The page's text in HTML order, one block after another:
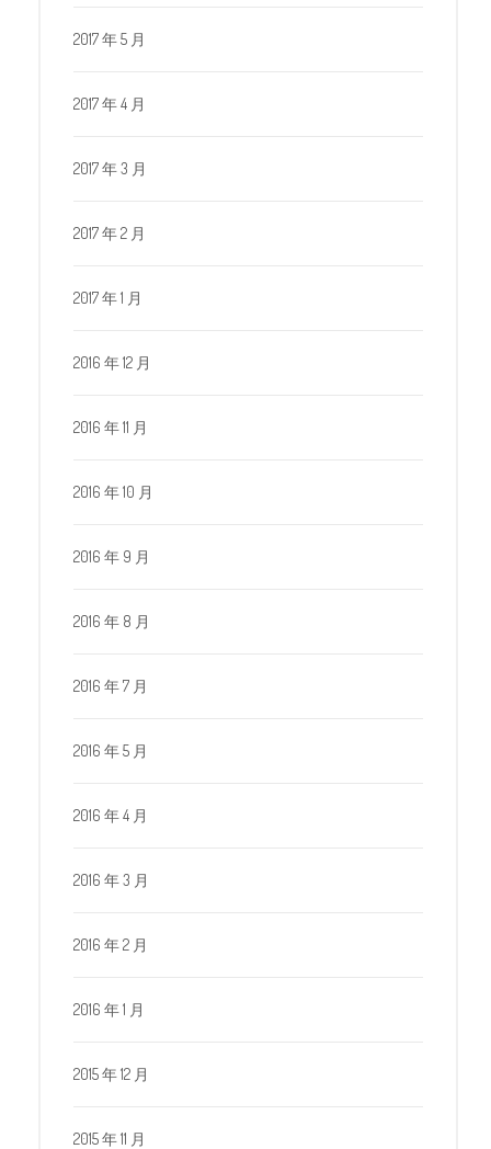
2017 年 5 月
2017 年 4 月
2017 年 3 月
2017 年 2 月
2017 年 1 月
2016 年 12 月
2016 年 11 月
2016 年 10 月
2016 年 9 月
2016 年 8 月
2016 年 7 月
2016 年 5 月
2016 年 4 月
2016 年 3 月
2016 年 2 月
2016 年 1 月
2015 年 12 月
2015 年 11 月